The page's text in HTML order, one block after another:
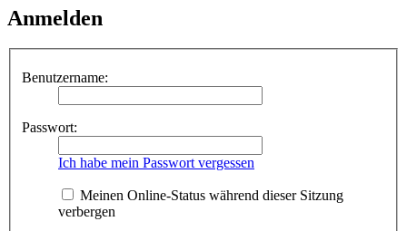
Anmelden
Benutzername:
Passwort:
Ich habe mein Passwort vergessen
Meinen Online-Status während dieser Sitzung
verbergen